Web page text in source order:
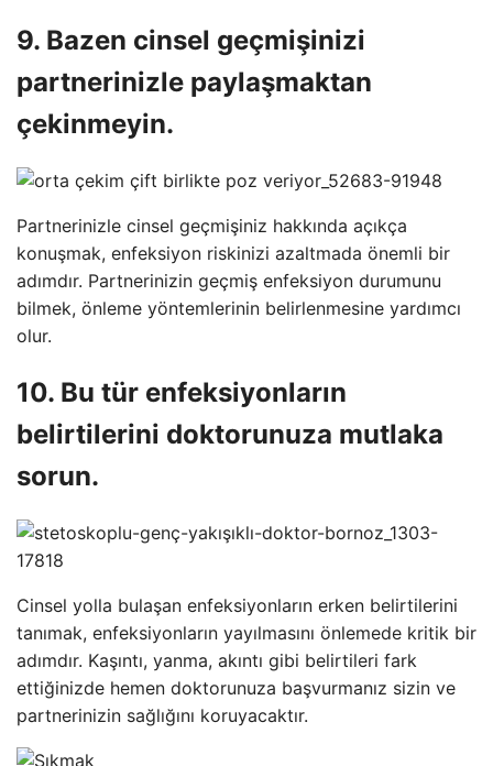
9. Bazen cinsel geçmişinizi
partnerinizle paylaşmaktan
çekinmeyin.
Partnerinizle cinsel geçmişiniz hakkında açıkça
konuşmak, enfeksiyon riskinizi azaltmada önemli bir
adımdır. Partnerinizin geçmiş enfeksiyon durumunu
bilmek, önleme yöntemlerinin belirlenmesine yardımcı
olur.
10. Bu tür enfeksiyonların
belirtilerini doktorunuza mutlaka
sorun.
Cinsel yolla bulaşan enfeksiyonların erken belirtilerini
tanımak, enfeksiyonların yayılmasını önlemede kritik bir
adımdır. Kaşıntı, yanma, akıntı gibi belirtileri fark
ettiğinizde hemen doktorunuza başvurmanız sizin ve
partnerinizin sağlığını koruyacaktır.